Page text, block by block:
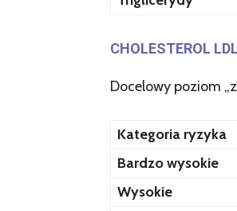
CHOLESTEROL
Docelowy poziom
Kategoria ryzyka
Bardzo wysokie
Wysokie